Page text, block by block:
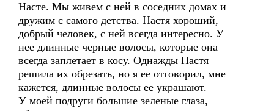
Насте. Мы живем с ней в соседних домах и
дружим с самого детства. Настя хороший,
добрый человек, с ней всегда интересно. У
нее длинные черные волосы, которые она
всегда заплетает в косу. Однажды Настя
решила их обрезать, но я ее отговорил, мне
кажется, длинные волосы ее украшают.
У моей подруги большие зеленые глаза,